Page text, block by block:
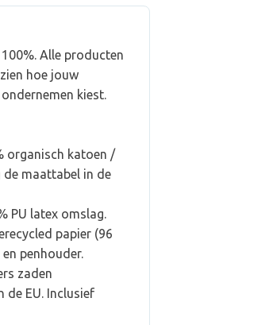
Alle producten
hoe jouw
kiest.
organisch katoen /
de maattabel in de
PU latex omslag.
papier (96
penhouder.
zaden
de EU. Inclusief